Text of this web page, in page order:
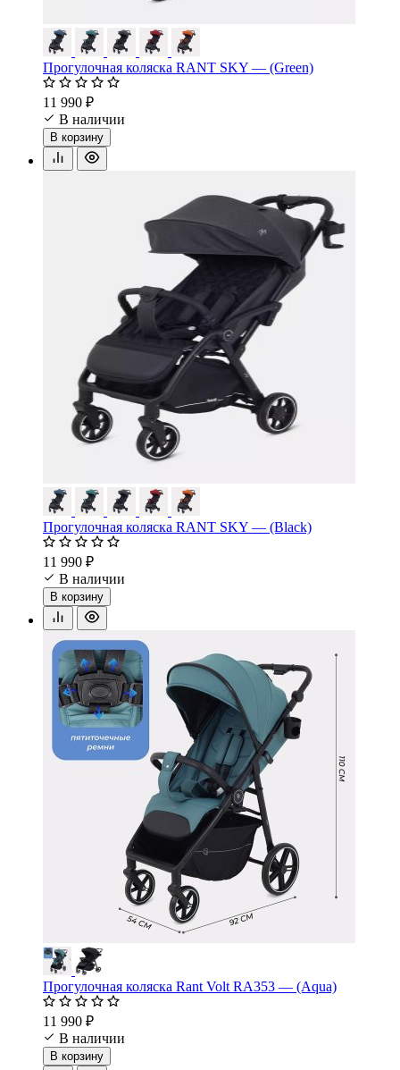
Прогулочная коляска RANT SKY — (Green)
11 990 ₽
В наличии
В корзину
Прогулочная коляска RANT SKY — (Black)
11 990 ₽
В наличии
В корзину
Прогулочная коляска Rant Volt RA353 — (Aqua)
11 990 ₽
В наличии
В корзину